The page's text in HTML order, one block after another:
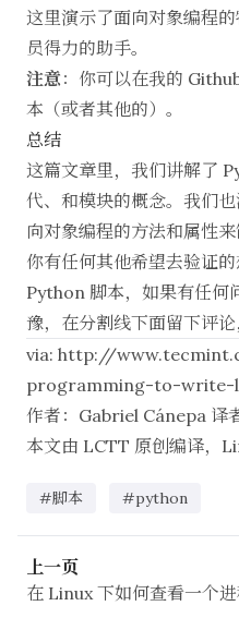
这里演示了面向对象编程
员得力的助手。
注意 ：你可以在我的
本 （或者其他的）。
总结
这篇文章里，我们讲解了
代、和模块的概念。我们
向对象编程的方法和属性来
你有任何其他希望去验证
Python 脚本，如果有任何
豫，在分割线下面留下评论
via: http://
programming-to-
作者： Gabriel Cánepa 译
本文由 LCTT 原创编译，
#脚本 #python
上一页
在 Linux 下如何查看一个